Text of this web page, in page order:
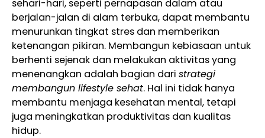
sehari-hari, seperti pernapasan dalam atau
berjalan-jalan di alam terbuka, dapat membantu
menurunkan tingkat stres dan memberikan
ketenangan pikiran. Membangun kebiasaan untuk
berhenti sejenak dan melakukan aktivitas yang
menenangkan adalah bagian dari strategi
membangun lifestyle sehat. Hal ini tidak hanya
membantu menjaga kesehatan mental, tetapi
juga meningkatkan produktivitas dan kualitas
hidup.